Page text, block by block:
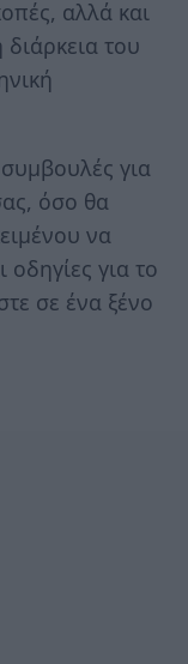
αλλά και
του
για
όσο θα
να
για το
σε ένα ξένο